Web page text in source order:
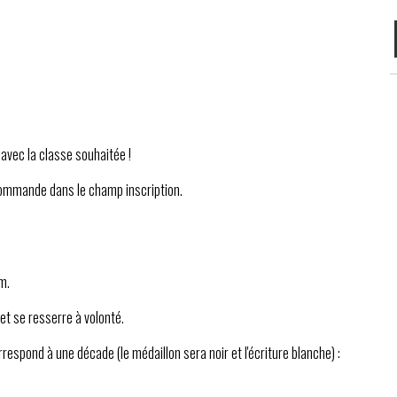
la classe souhaitée !
dans le champ inscription.
se resserre à volonté.
à une décade (le médaillon sera noir et l'écriture blanche) :